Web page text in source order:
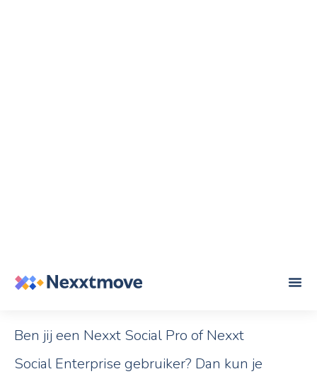
Nexxtmove gekoppeld
Ben jij een Nexxt Social Pro of Nexxt
Social Enterprise gebruiker? Dan kun je